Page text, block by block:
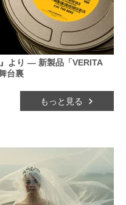
より ― 新製品「VERITA
台裏
もっと見る